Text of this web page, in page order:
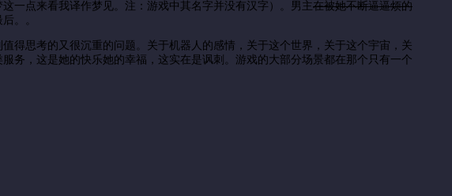
一点来看我译作梦见。注：游戏中其名字并没有汉字）。男主在被她不断逼逼烦的
。。
得思考的又很沉重的问题。关于机器人的感情，关于这个世界，关于这个宇宙，关
务，这是她的快乐她的幸福，这实在是讽刺。游戏的大部分场景都在那个只有一个